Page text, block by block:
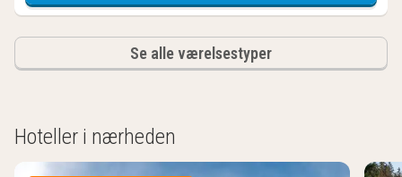
Se alle værelsestyper
Hoteller i nærheden